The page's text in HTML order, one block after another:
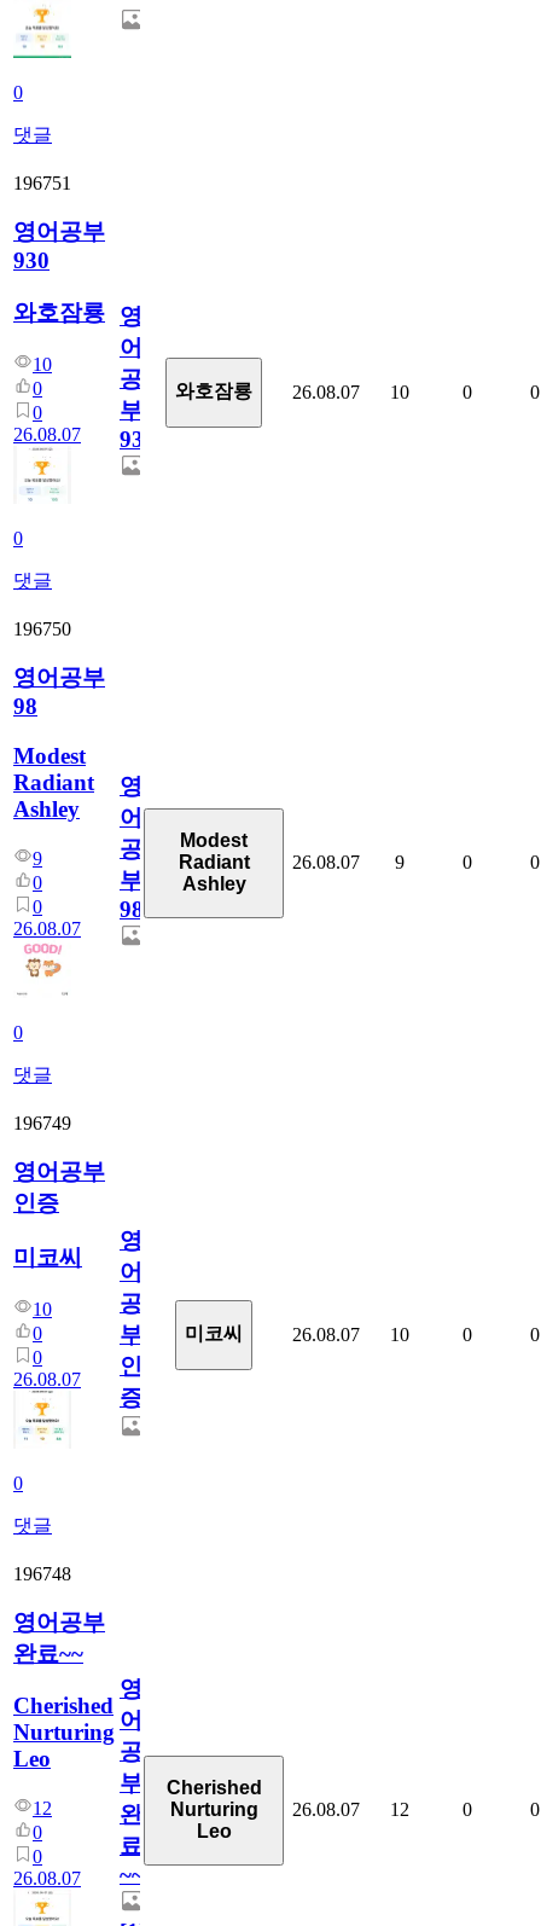
0
댓글
196751
영어공부
930
와호잠룡
10
0
0
26.08.07
0
댓글
영
어
공
부
930
와호잠룡 26.08.07 10 0 0
196750
영어공부
98
Modest
Radiant
Ashley
9
0
0
26.08.07
0
댓글
영
어
공
부
98
Modest
Radiant
Ashley
26.08.07 9 0 0
196749
영어공부
인증
미코씨
10
0
0
26.08.07
0
댓글
영
어
공
부
인
증
미코씨 26.08.07 10 0 0
196748
영어공부
완료~~
Cherished
Nurturing
Leo
12
0
0
26.08.07
영
어
공
부
완
료
~~
Cherished
Nurturing
Leo
26.08.07 12 0 0